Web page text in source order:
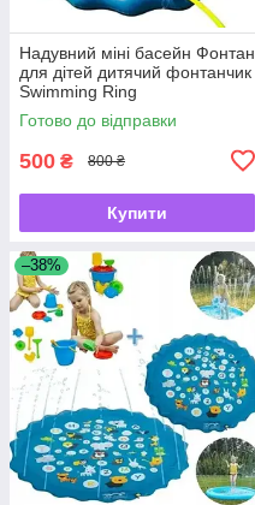
Надувний міні басейн Фонтан
для дітей дитячий фонтанчик
Swimming Ring
Готово до відправки
500 ₴ 800 ₴
Купити
–38%